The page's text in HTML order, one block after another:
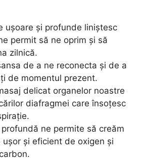
ușoare și profunde liniștesc
permit să ne oprim și să
zilnică.
de a ne reconecta și de a
de momentul prezent.
delicat organelor noastre
diafragmei care însoțesc
ne permite să creăm
ușor și eficient de oxigen și